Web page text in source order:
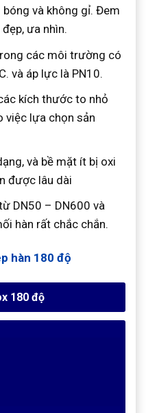
và không gỉ. Đem
ưa nhìn.
các môi trường có
và áp lực là PN10.
kích thước to nhỏ
việc lựa chọn sản
và bề mặt ít bị oxi
được lâu dài
DN50 – DN600 và
hàn rất chắc chắn.
hàn 180 độ
180 độ